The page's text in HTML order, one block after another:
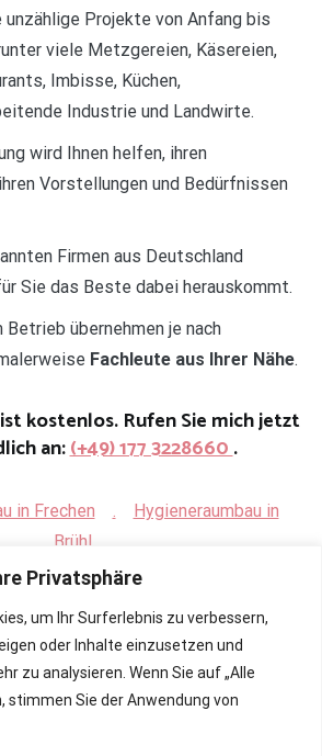
Privatsphäre
um Ihr Surferlebnis zu verbessern,
oder Inhalte einzusetzen und
zu analysieren. Wenn Sie auf „Alle
stimmen Sie der Anwendung von
unzählige Projekte von Anfang bis
viele Metzgereien, Käsereien,
Imbisse, Küchen,
Industrie und Landwirte.
wird Ihnen helfen, ihren
Vorstellungen und Bedürfnissen
Firmen aus Deutschland
Sie das Beste dabei herauskommt.
Betrieb übernehmen je nach
Fachleute aus Ihrer Nähe.
kostenlos. Rufen Sie mich jetzt
an:(+49) 177 3228660.
in Frechen .
Hygieneraumbau in
Brühl